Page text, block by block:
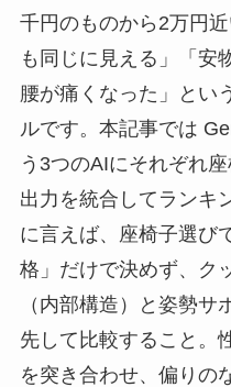
千円のものから2万円
も同じに見える」「安
腰が痛くなった」とい
ルです。本記事では
う3つのAIにそれぞれ
出力を統合してランキ
に言えば、座椅子選び
格」だけで決めず、ク
（内部構造）と姿勢
先して比較すること。
を突き合わせ、偏りの